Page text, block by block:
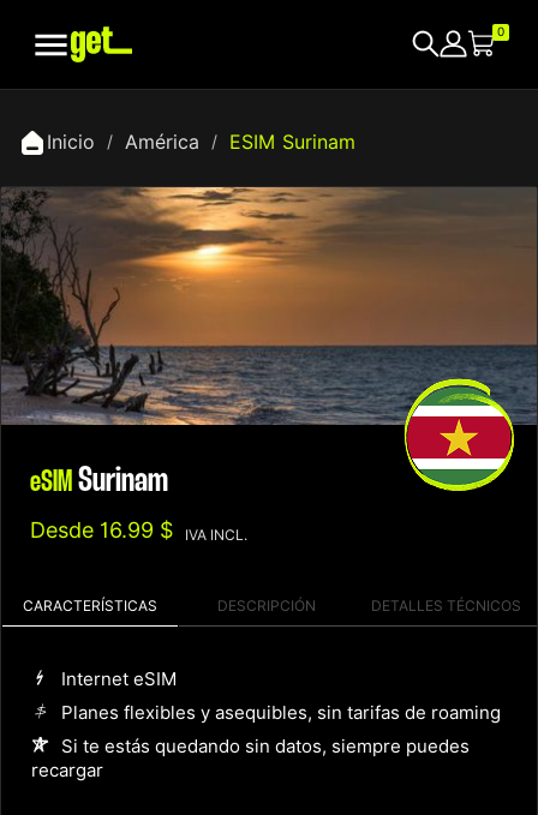
 0
Inicio América ESIM Surinam
eSIM Surinam
Desde 16.99 $ IVA INCL.
CARACTERÍSTICAS DESCRIPCIÓN DETALLES TÉCNICOS
Internet eSIM
Planes flexibles y asequibles, sin tarifas de roaming
Si te estás quedando sin datos, siempre puedes
recargar